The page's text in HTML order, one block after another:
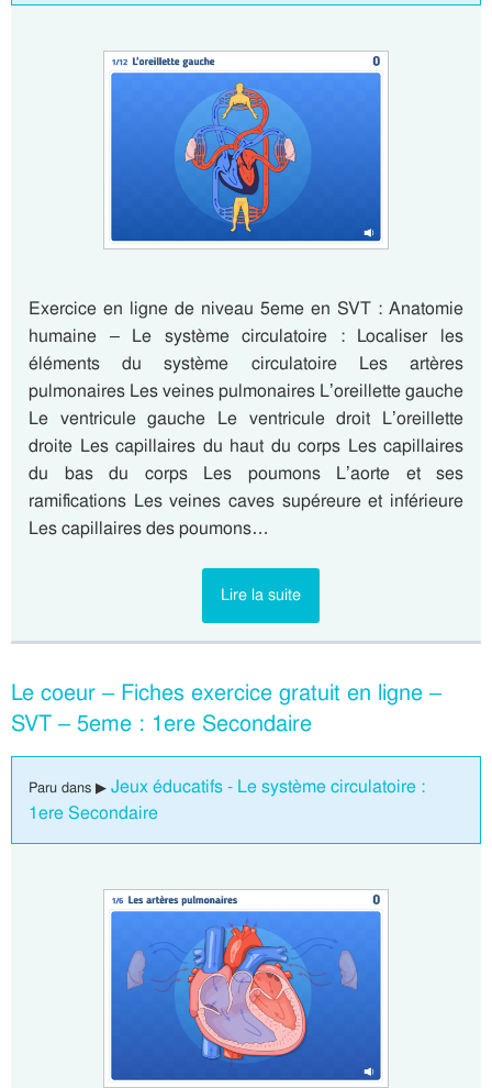
Exercice en ligne de niveau 5eme en SVT : Anatomie
humaine – Le système circulatoire : Localiser les
éléments du système circulatoire Les artères
pulmonaires Les veines pulmonaires L’oreillette gauche
Le ventricule gauche Le ventricule droit L’oreillette
droite Les capillaires du haut du corps Les capillaires
du bas du corps Les poumons L’aorte et ses
ramifications Les veines caves supéreure et inférieure
Les capillaires des poumons…
Lire la suite
Le coeur – Fiches exercice gratuit en ligne –
SVT – 5eme : 1ere Secondaire
Paru dans ▶ Jeux éducatifs - Le système circulatoire :
1ere Secondaire